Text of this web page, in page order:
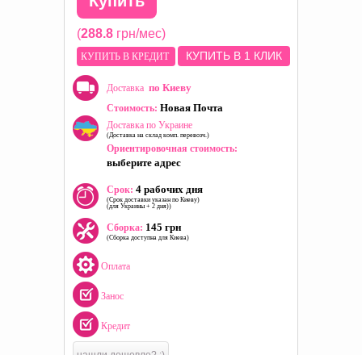
(288.8 грн/мес)
КУПИТЬ В КРЕДИТ КУПИТЬ В 1 КЛИК
Доставка по Киеву
Стоимость: Новая Почта
Доставка по Украине
(Доставка на склад комп. перевозч.)
Ориентировочная стоимость:
выберите адрес
Срок: 4 рабочих дня
(Срок доставки указан по Киеву)
(для Украины + 2 дня))
Сборка: 145 грн
(Сборка доступна для Киева)
Оплата
Занос
Кредит